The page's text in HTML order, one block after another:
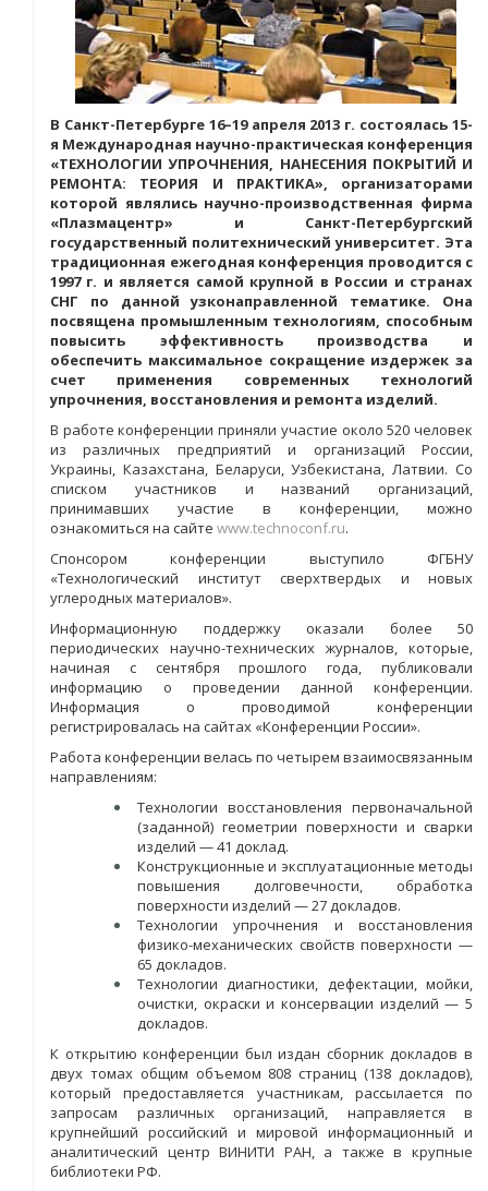
В Санкт-Петербурге 16–19 апреля 2013 г. состоялась 15-
я Международная научно-практическая конференция
«ТЕХНОЛОГИИ УПРОЧНЕНИЯ, НАНЕСЕНИЯ ПОКРЫТИЙ И
РЕМОНТА: ТЕОРИЯ И ПРАКТИКА», организаторами
которой являлись научно-производственная фирма
«Плазмацентр» и Санкт-Петербургский
государственный политехнический университет. Эта
традиционная ежегодная конференция проводится с
1997 г. и является самой крупной в России и странах
СНГ по данной узконаправленной тематике. Она
посвящена промышленным технологиям, способным
повысить эффективность производства и
обеспечить максимальное сокращение издержек за
счет применения современных технологий
упрочнения, восстановления и ремонта изделий.
В работе конференции приняли участие около 520 человек
из различных предприятий и организаций России,
Украины, Казахстана, Беларуси, Узбекистана, Латвии. Со
списком участников и названий организаций,
принимавших участие в конференции, можно
ознакомиться на сайте www.technoconf.ru.
Спонсором конференции выступило ФГБНУ
«Технологический институт сверхтвердых и новых
углеродных материалов».
Информационную поддержку оказали более 50
периодических научно-технических журналов, которые,
начиная с сентября прошлого года, публиковали
информацию о проведении данной конференции.
Информация о проводимой конференции
регистрировалась на сайтах «Конференции России».
Работа конференции велась по четырем взаимосвязанным
направлениям:
Технологии восстановления первоначальной
(заданной) геометрии поверхности и сварки
изделий — 41 доклад.
Конструкционные и эксплуатационные методы
повышения долговечности, обработка
поверхности изделий — 27 докладов.
Технологии упрочнения и восстановления
физико-механических свойств поверхности —
65 докладов.
Технологии диагностики, дефектации, мойки,
очистки, окраски и консервации изделий — 5
докладов.
К открытию конференции был издан сборник докладов в
двух томах общим объемом 808 страниц (138 докладов),
который предоставляется участникам, рассылается по
запросам различных организаций, направляется в
крупнейший российский и мировой информационный и
аналитический центр ВИНИТИ РАН, а также в крупные
библиотеки РФ.